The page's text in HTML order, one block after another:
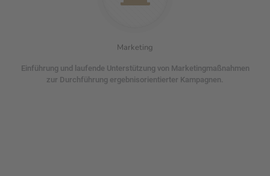
Marketing
Einführung und laufende Unterstützung von Marketingmaßnahmen
zur Durchführung ergebnisorientierter Kampagnen.